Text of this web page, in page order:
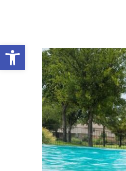
Abrir barra de herramientas